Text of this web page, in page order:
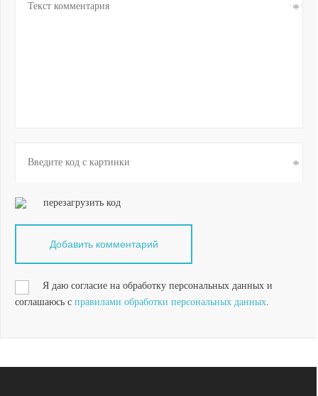
перезагрузить код
Я даю согласие на обработку персональных данных и
соглашаюсь с правилами обработки персональных данных